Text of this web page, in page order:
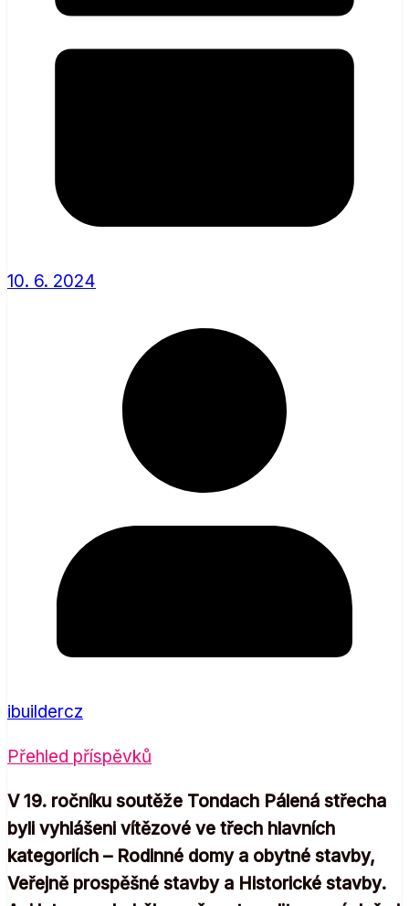
10. 6. 2024
ibuildercz
Přehled příspěvků
V 19. ročníku soutěže Tondach Pálená střecha
byli vyhlášeni vítězové ve třech hlavních
kategoriích – Rodinné domy a obytné stavby,
Veřejně prospěšné stavby a Historické stavby.